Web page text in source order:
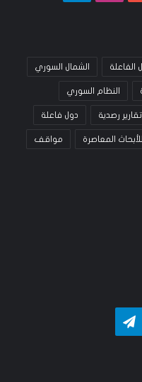
الفاعلة الشمال السوري
النظام السوري
تقارير رصدية دول فاعلة
المعاصرة مواقف
تيلقرام